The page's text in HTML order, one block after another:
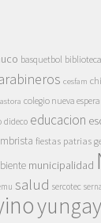
basquetbol biblioteca
cesfam
colegio nueva
dideco educacion
fiestas patrias
municipalidad
salud sercotec